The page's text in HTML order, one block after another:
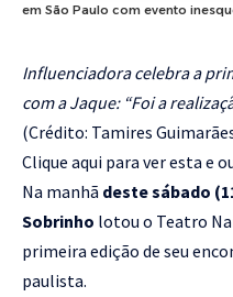
em São Paulo com evento
Influenciadora celebra a
com a Jaque: “Foi a
(Crédito: Tamires
Clique aqui para ver esta e
Na manhã deste sábado
Sobrinho lotou o Teatro
primeira edição de seu
paulista.